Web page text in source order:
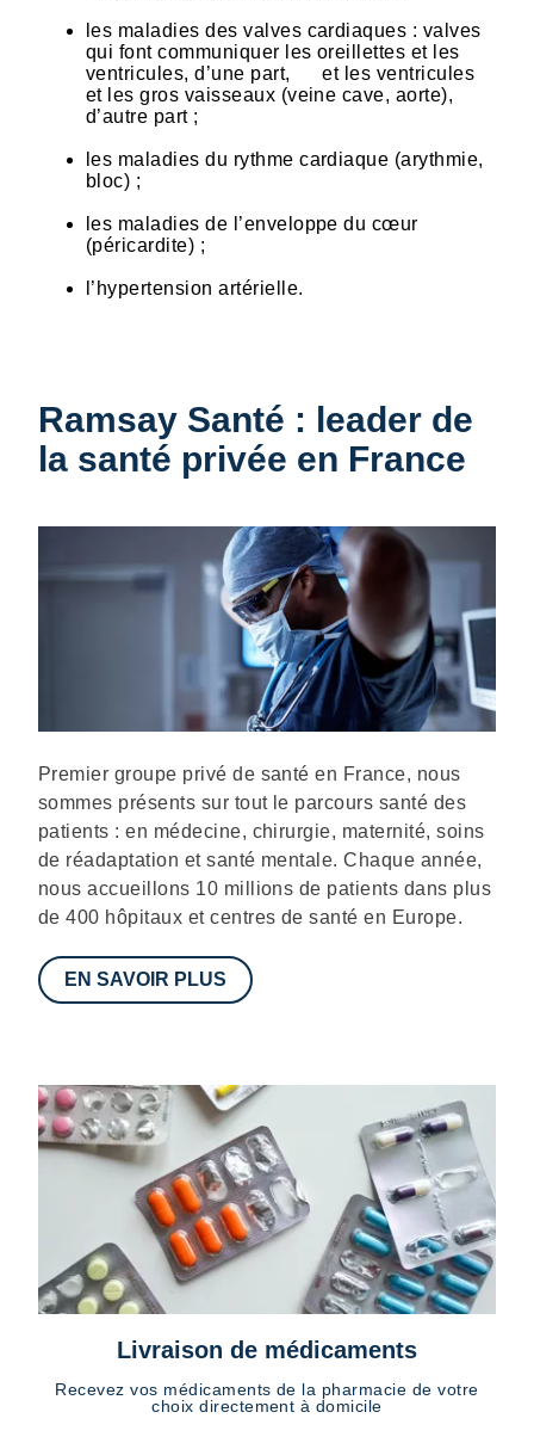
les maladies des valves cardiaques : valves
qui font communiquer les oreillettes et les
ventricules, d’une part, et les ventricules
et les gros vaisseaux (veine cave, aorte),
d’autre part ;
les maladies du rythme cardiaque (arythmie,
bloc) ;
les maladies de l’enveloppe du cœur
(péricardite) ;
l’hypertension artérielle.
Ramsay Santé : leader de
la santé privée en France
Description
Premier groupe privé de santé en France, nous
sommes présents sur tout le parcours santé des
patients : en médecine, chirurgie, maternité, soins
de réadaptation et santé mentale. Chaque année,
nous accueillons 10 millions de patients dans plus
de 400 hôpitaux et centres de santé en Europe.
EN SAVOIR PLUS
Livraison de médicaments
Recevez vos médicaments de la pharmacie de votre
choix directement à domicile